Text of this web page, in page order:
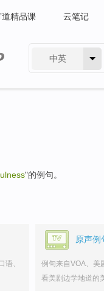
道精品课 云笔记
中英
"的例句。
语、
原声例
例句来自VOA、美
看美剧边学地道的